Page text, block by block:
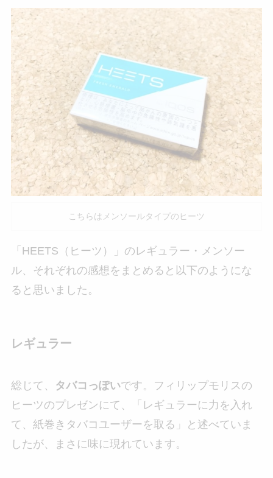
こちらはメンソールタイプのヒーツ
「HEETS（ヒーツ）」のレギュラー・メンソー
ル、それぞれの感想をまとめると以下のようにな
ると思いました。
レギュラー
総じて、 タバコっぽいです。フィリップモリスの
ヒーツのプレゼンにて、「レギュラーに力を入れ
て、紙巻きタバコユーザーを取る」と述べていま
したが、まさに味に現れています。